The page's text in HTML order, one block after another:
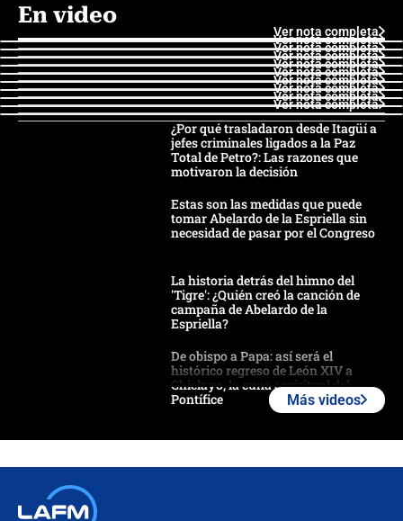
En video
Ver nota completa
Ver nota completa
Ver nota completa
Ver nota completa
Ver nota completa
Ver nota completa
Ver nota completa
Ver nota completa
Ver nota completa
Ver nota completa
¿Por qué trasladaron desde Itagüí a
jefes criminales ligados a la Paz
Total de Petro?: Las razones que
motivaron la decisión
Estas son las medidas que puede
tomar Abelardo de la Espriella sin
necesidad de pasar por el Congreso
La historia detrás del himno del
'Tigre': ¿Quién creó la canción de
campaña de Abelardo de la
Espriella?
De obispo a Papa: así será el
histórico regreso de León XIV a
Chiclayo, la cuna espiritual del
Pontífice
Más videos